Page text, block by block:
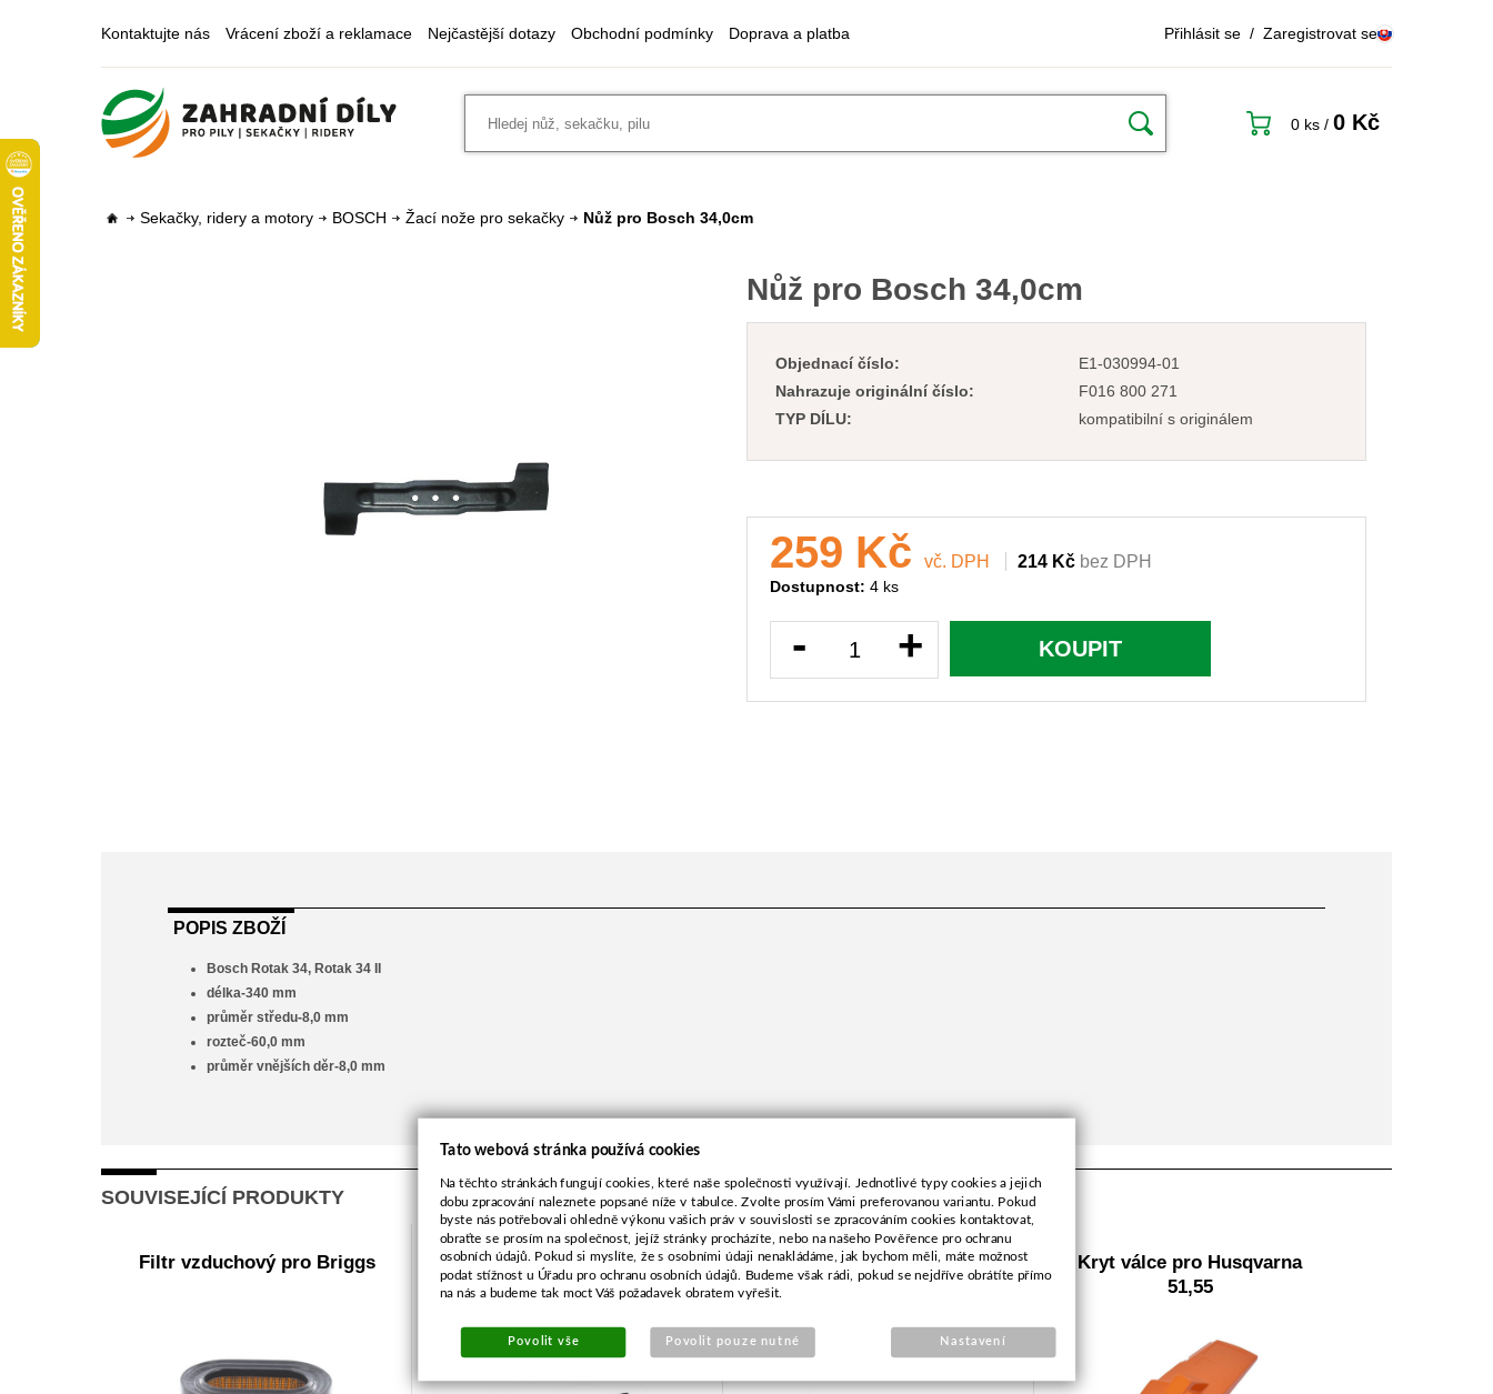
Kontaktujte nás Vrácení zboží a reklamace Nejčastější dotazy Obchodní podmínky Doprava a platba Přihlásit se / Zaregistrovat se
0 ks / 0 Kč
Sekačky, ridery a motory BOSCH Žací nože pro sekačky Nůž pro Bosch 34,0cm
Nůž pro Bosch 34,0cm
Objednací číslo:
E1-030994-01
Nahrazuje originální číslo:
F016 800 271
TYP DÍLU:
kompatibilní s originálem
259 Kč vč. DPH 214 Kč bez DPH
Dostupnost: 4 ks
- + KOUPIT
POPIS ZBOŽÍ
Bosch Rotak 34, Rotak 34 II
délka-340 mm
průměr středu-8,0 mm
rozteč-60,0 mm
průměr vnějších děr-8,0 mm
SOUVISEJÍCÍ PRODUKTY
Filtr vzduchový pro Briggs Žací nůž 2Z/230/25,4mm
Nůž pro Husqvarna 53,7cm
levotočivý
Kryt válce pro Husqvarna
51,55
Tato webová stránka používá cookies
Na těchto stránkách fungují cookies, které naše společnosti využívají. Jednotlivé typy cookies a jejich
dobu zpracování naleznete popsané níže v tabulce. Zvolte prosím Vámi preferovanou variantu. Pokud
byste nás potřebovali ohledně výkonu vašich práv v souvislosti se zpracováním cookies kontaktovat,
obraťte se prosím na společnost, jejíž stránky procházíte, nebo na našeho Pověřence pro ochranu
osobních údajů. Pokud si myslíte, že s osobními údaji nenakládáme, jak bychom měli, máte možnost
podat stížnost u Úřadu pro ochranu osobních údajů. Budeme však rádi, pokud se nejdříve obrátíte přímo
na nás a budeme tak moct Váš požadavek obratem vyřešit.
Povolit vše Povolit pouze nutné Nastavení